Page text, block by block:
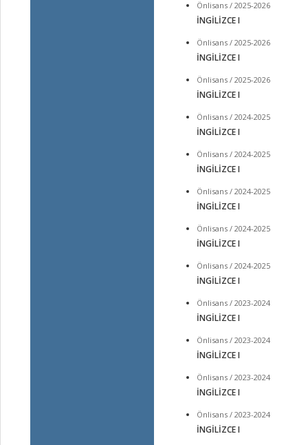
Önlisans / 2025-2026
İNGİLİZCE I
Önlisans / 2025-2026
İNGİLİZCE I
Önlisans / 2025-2026
İNGİLİZCE I
Önlisans / 2024-2025
İNGİLİZCE I
Önlisans / 2024-2025
İNGİLİZCE I
Önlisans / 2024-2025
İNGİLİZCE I
Önlisans / 2024-2025
İNGİLİZCE I
Önlisans / 2024-2025
İNGİLİZCE I
Önlisans / 2023-2024
İNGİLİZCE I
Önlisans / 2023-2024
İNGİLİZCE I
Önlisans / 2023-2024
İNGİLİZCE I
Önlisans / 2023-2024
İNGİLİZCE I